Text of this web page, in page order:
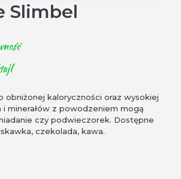
Slimbel
obniżonej kaloryczności oraz wysokiej
i minerałów z powodzeniem mogą
czy podwieczorek. Dostępne
czekolada, kawa.